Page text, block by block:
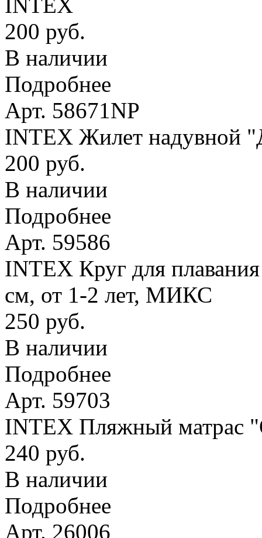
200 руб.
В наличии
Подробнее
Арт. 58671NP
INTEX Жилет надувной
200 руб.
В наличии
Подробнее
Арт. 59586
INTEX Круг для
см, от 1-2 лет, МИКС
250 руб.
В наличии
Подробнее
Арт. 59703
INTEX Пляжный
240 руб.
В наличии
Подробнее
Арт. 26006